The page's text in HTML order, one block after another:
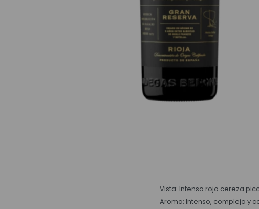
Vista: Intenso rojo cereza
Aroma: Intenso, complejo y